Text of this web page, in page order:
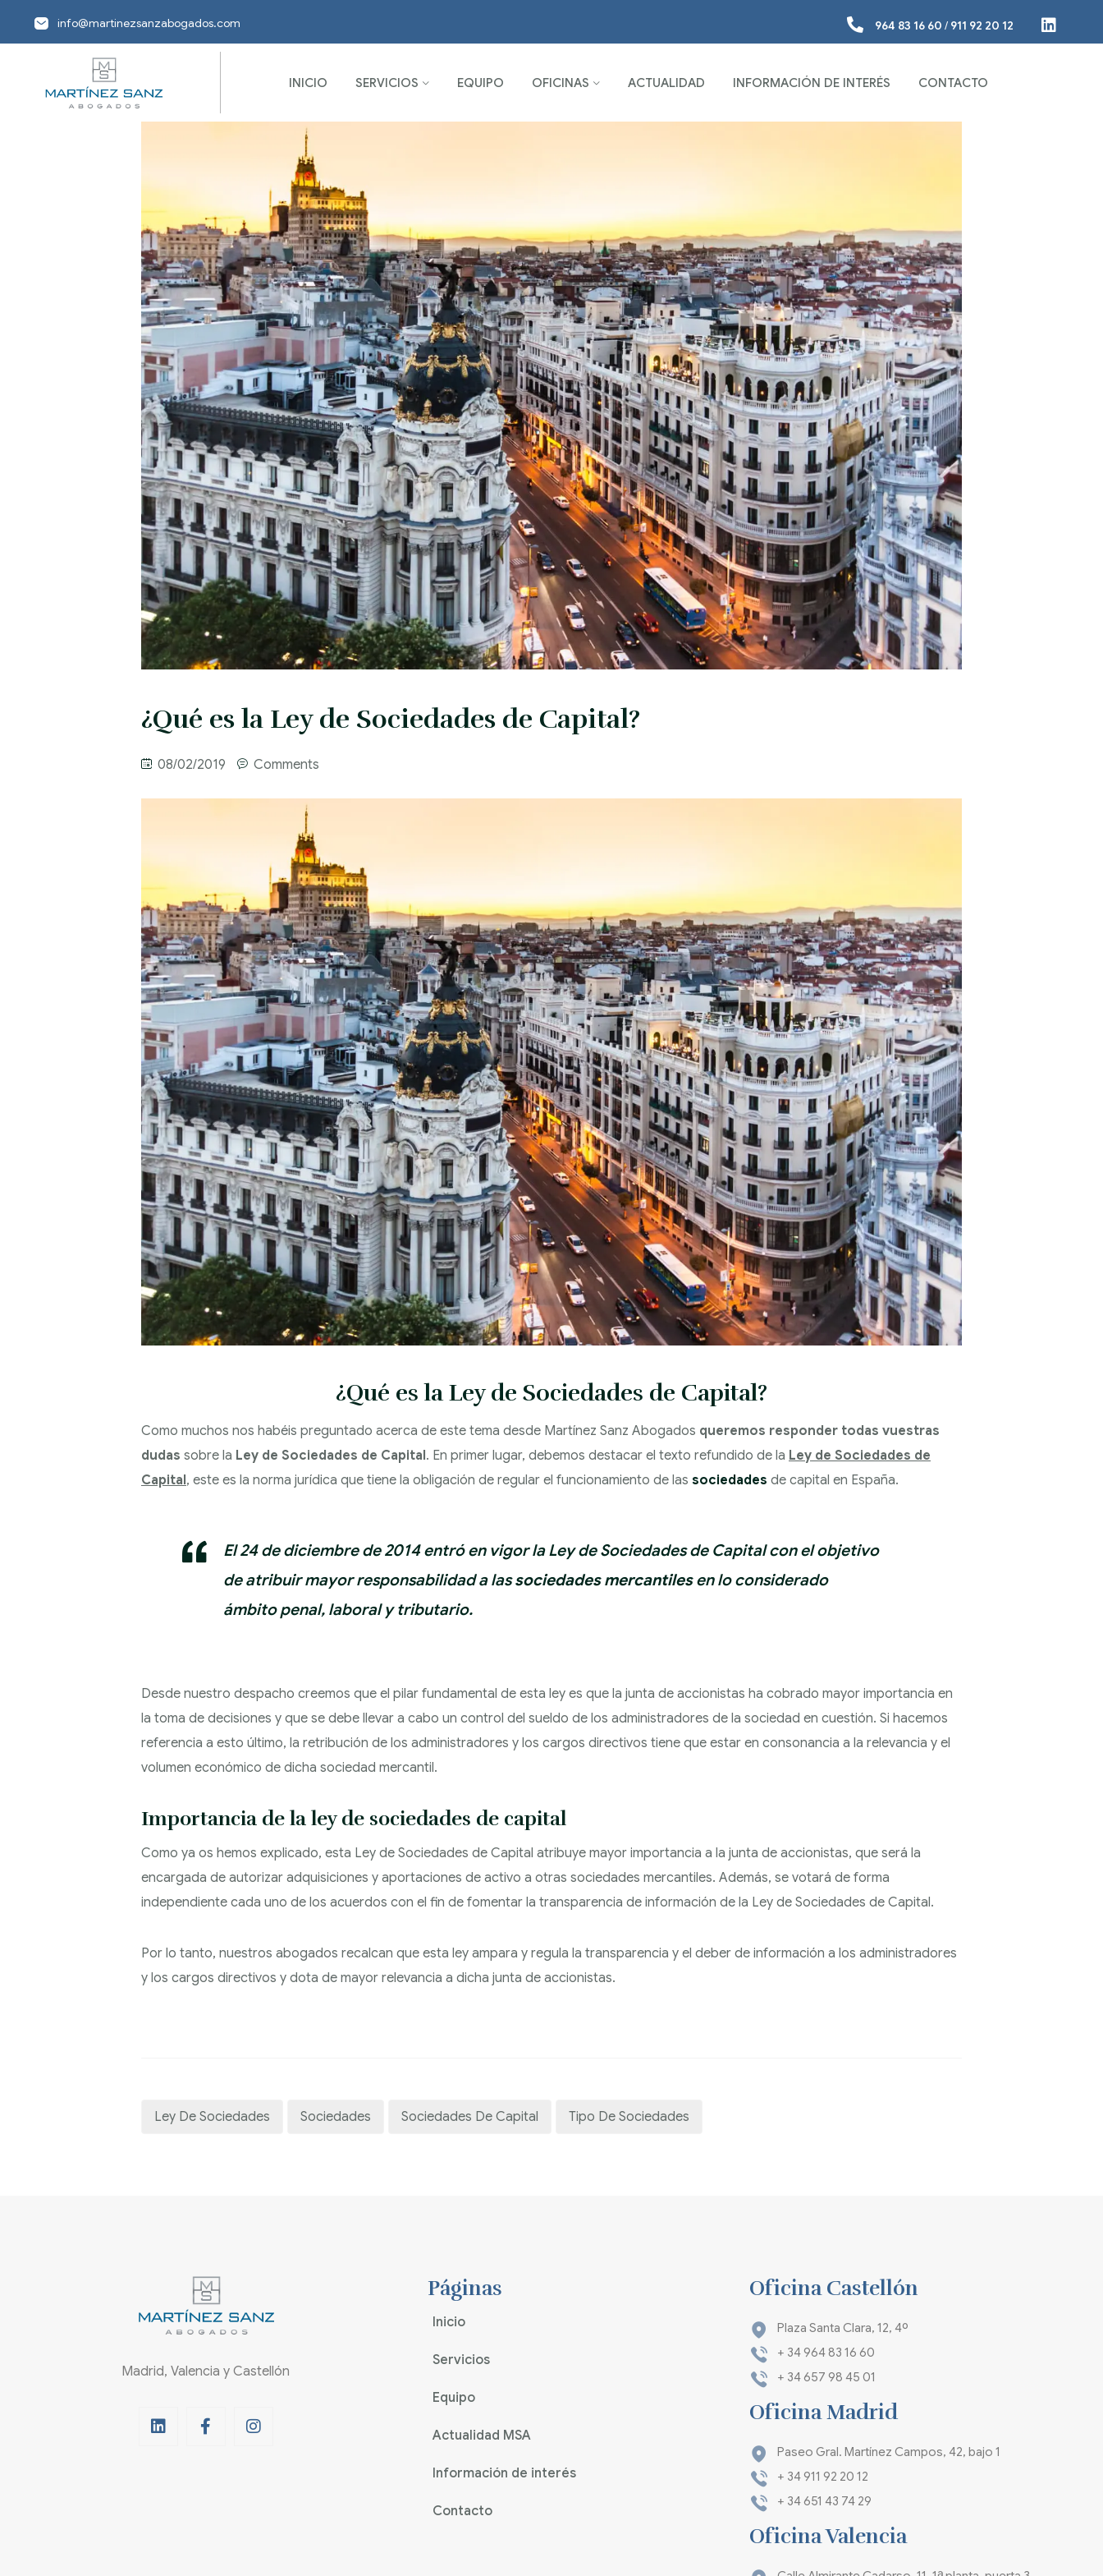
info@martinezsanzabogados.com 964 83 16 60 / 911 92 20 12
INICIO SERVICIOS EQUIPO OFICINAS ACTUALIDAD INFORMACIÓN DE INTERÉS CONTACTO
¿Qué es la Ley de Sociedades de Capital?
08/02/2019 Comments
¿Qué es la Ley de Sociedades de Capital?
Como muchos nos habéis preguntado acerca de este tema desde Martínez Sanz Abogados queremos responder todas vuestras
dudas sobre la Ley de Sociedades de Capital. En primer lugar, debemos destacar el texto refundido de la Ley de Sociedades de
Capital, este es la norma jurídica que tiene la obligación de regular el funcionamiento de las sociedades de capital en España.
El 24 de diciembre de 2014 entró en vigor la Ley de Sociedades de Capital con el objetivo
de atribuir mayor responsabilidad a lassociedades mercantilesen lo considerado
ámbito penal, laboral y tributario.
Desde nuestro despacho creemos que el pilar fundamental de esta ley es que la junta de accionistas ha cobrado mayor importancia en
la toma de decisiones y que se debe llevar a cabo un control del sueldo de los administradores de la sociedad en cuestión. Si hacemos
referencia a esto último, la retribución de los administradores y los cargos directivos tiene que estar en consonancia a la relevancia y el
volumen económico de dicha sociedad mercantil.
Importancia de la ley de sociedades de capital
Como ya os hemos explicado, esta Ley de Sociedades de Capital atribuye mayor importancia a la junta de accionistas, que será la
encargada de autorizar adquisiciones y aportaciones de activo a otras sociedades mercantiles. Además, se votará de forma
independiente cada uno de los acuerdos con el fin de fomentar la transparencia de información de la Ley de Sociedades de Capital.
Por lo tanto, nuestros abogados recalcan que esta ley ampara y regula la transparencia y el deber de información a los administradores
y los cargos directivos y dota de mayor relevancia a dicha junta de accionistas.
Ley De Sociedades Sociedades Sociedades De Capital Tipo De Sociedades
Madrid, Valencia y Castellón
Páginas
Inicio
Servicios
Equipo
Actualidad MSA
Información de interés
Contacto
Oficina Castellón
Plaza Santa Clara, 12, 4º
+ 34 964 83 16 60
+ 34 657 98 45 01
Oficina Madrid
Paseo Gral. Martínez Campos, 42, bajo 1
+ 34 911 92 20 12
+ 34 651 43 74 29
Oficina Valencia